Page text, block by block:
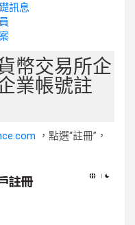
訊息
幣交易所企
業帳號註
，點選“註冊”，